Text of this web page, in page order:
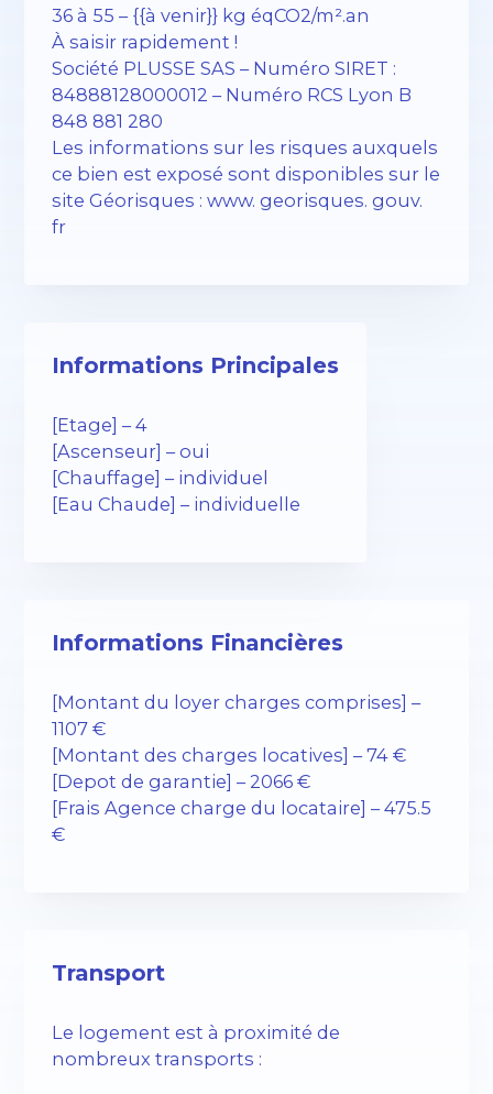
36 à 55 – {{à venir}} kg éqCO2/m².an
À saisir rapidement !
Société PLUSSE SAS – ​​Numéro SIRET :
84888128000012 – Numéro RCS Lyon B
848 881 280
Les informations sur les risques auxquels
ce bien est exposé sont disponibles sur le
site Géorisques : www. georisques. gouv.
fr
Informations Principales
[Etage] – 4
[Ascenseur] – oui
[Chauffage] – individuel
[Eau Chaude] – individuelle
Informations Financières
[Montant du loyer charges comprises] –
1107 €
[Montant des charges locatives] – 74 €
[Depot de garantie] – 2066 €
[Frais Agence charge du locataire] – 475.5
€
Transport
Le logement est à proximité de
nombreux transports :